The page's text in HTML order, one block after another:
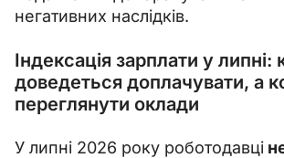
негативних наслідків.
Індексація зарплати у липні:
доведеться доплачувати, а
переглянути оклади
У липні 2026 року роботодавці